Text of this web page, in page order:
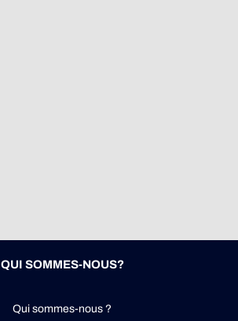
QUI SOMMES-NOUS?
Qui sommes-nous ?